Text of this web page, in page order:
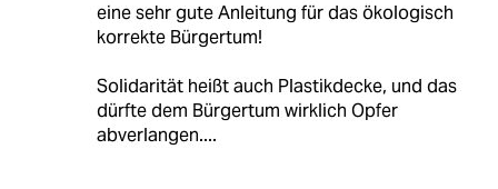
eine sehr gute Anleitung für das ökologisch
korrekte Bürgertum!
Solidarität heißt auch Plastikdecke, und das
dürfte dem Bürgertum wirklich Opfer
abverlangen....